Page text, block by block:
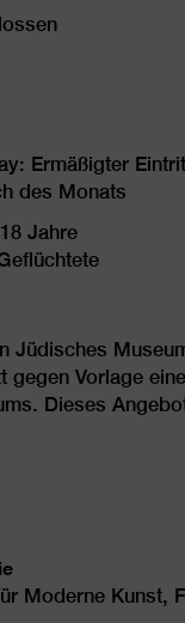
Ermäßigter
des Monats
Jahre
Jüdisches
gegen Vorlage
Dieses
Moderne Kunst,